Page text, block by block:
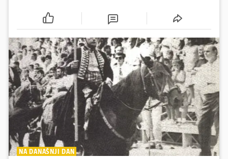
goste dočekuju s osmijehom u Puli, Opatija
produljila radno vrijeme trgovina
NA DANAŠNJI DAN